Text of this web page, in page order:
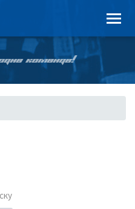
КОМАНДА!